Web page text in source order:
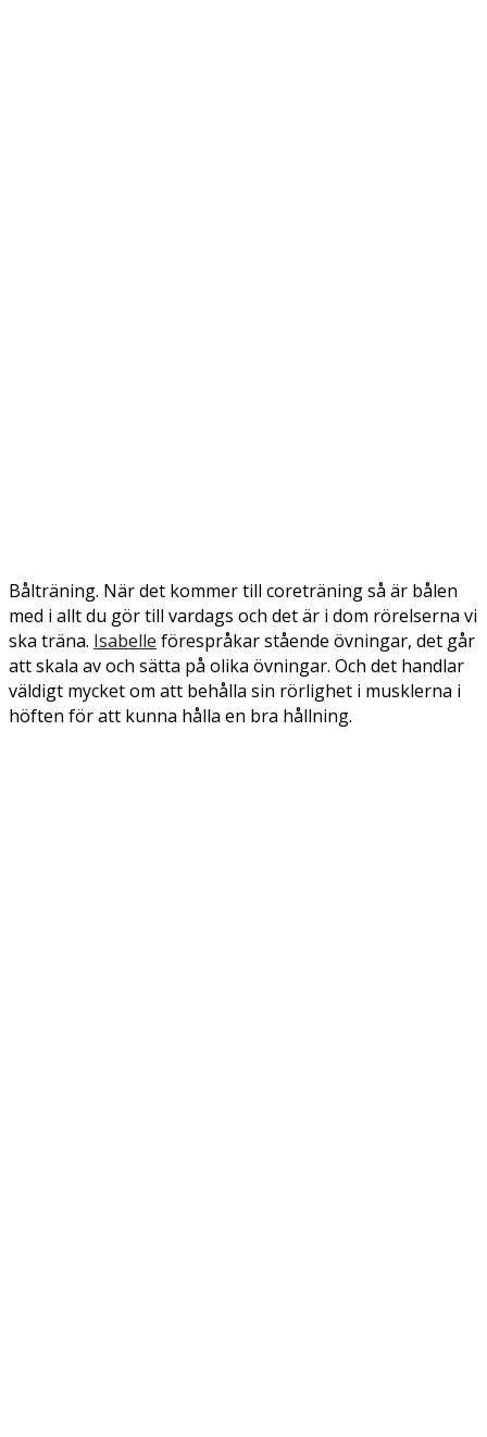
Bålträning. När det kommer till coreträning så är bålen
med i allt du gör till vardags och det är i dom rörelserna vi
ska träna. Isabelle förespråkar stående övningar, det går
att skala av och sätta på olika övningar. Och det handlar
väldigt mycket om att behålla sin rörlighet i musklerna i
höften för att kunna hålla en bra hållning.